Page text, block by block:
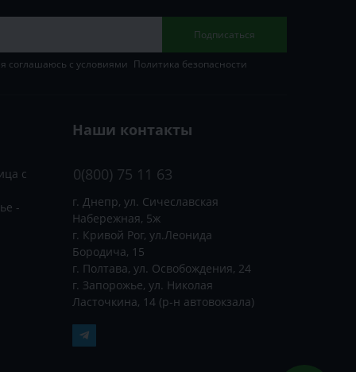
Подписаться
соглашаюсь с условиями Политика безопасности
с
-
Наши контакты
0(800) 75 11 63
г. Днепр, ул. Сичеславская
Набережная, 5ж
г. Кривой Рог, ул.Леонида
Бородича, 15
г. Полтава, ул. Освобождения, 24
г. Запорожье, ул. Николая
Ласточкина, 14 (р-н автовокзала)